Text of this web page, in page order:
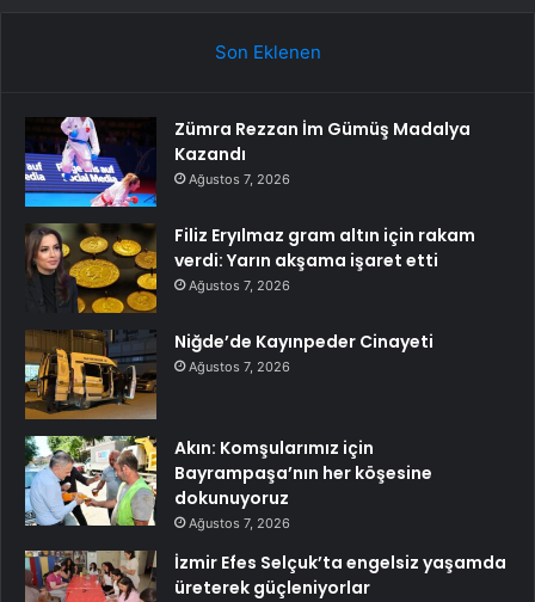
Son Eklenen
Zümra Rezzan İm Gümüş Madalya
Kazandı
Ağustos 7, 2026
Filiz Eryılmaz gram altın için rakam
verdi: Yarın akşama işaret etti
Ağustos 7, 2026
Niğde’de Kayınpeder Cinayeti
Ağustos 7, 2026
Akın: Komşularımız için
Bayrampaşa’nın her köşesine
dokunuyoruz
Ağustos 7, 2026
İzmir Efes Selçuk’ta engelsiz yaşamda
üreterek güçleniyorlar